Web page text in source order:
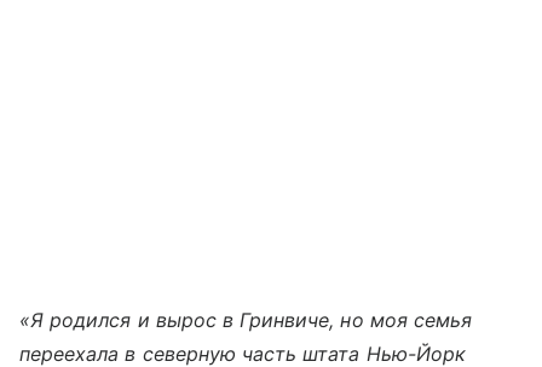
«Я родился и вырос в Гринвиче, но моя семья
переехала в северную часть штата Нью-Йорк